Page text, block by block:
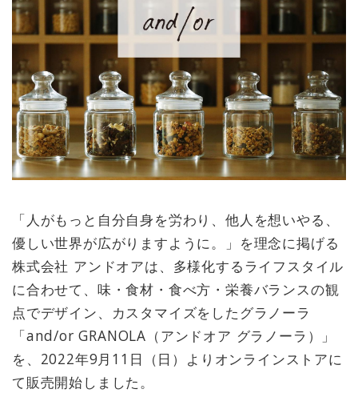
「人がもっと自分自身を労わり、他人を想いやる、
優しい世界が広がりますように。」を理念に掲げる
株式会社 アンドオアは、多様化するライフスタイル
に合わせて、味・食材・食べ方・栄養バランスの観
点でデザイン、カスタマイズをしたグラノーラ
「and/or GRANOLA（アンドオア グラノーラ）」
を、2022年9月11日（日）よりオンラインストアに
て販売開始しました。